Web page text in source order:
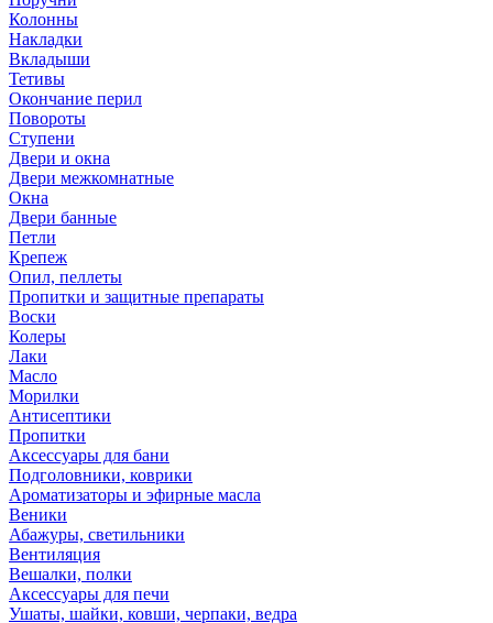
Колонны
Накладки
Вкладыши
Тетивы
Окончание перил
Повороты
Ступени
Двери и окна
Двери межкомнатные
Окна
Двери банные
Петли
Крепеж
Опил, пеллеты
Пропитки и защитные препараты
Воски
Колеры
Лаки
Масло
Морилки
Антисептики
Пропитки
Аксессуары для бани
Подголовники, коврики
Ароматизаторы и эфирные масла
Веники
Абажуры, светильники
Вентиляция
Вешалки, полки
Аксессуары для печи
Ушаты, шайки, ковши, черпаки, ведра